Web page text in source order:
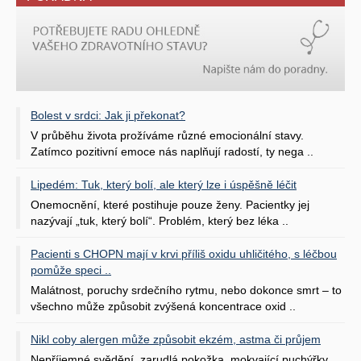
Bolest v srdci: Jak ji překonat?
V průběhu života prožíváme různé emocionální stavy.
Zatímco pozitivní emoce nás naplňují radostí, ty nega ..
Lipedém: Tuk, který bolí, ale který lze i úspěšně léčit
Onemocnění, které postihuje pouze ženy. Pacientky jej
nazývají „tuk, který bolí“. Problém, který bez léka ..
Pacienti s CHOPN mají v krvi příliš oxidu uhličitého, s léčbou
pomůže speci ..
Malátnost, poruchy srdečního rytmu, nebo dokonce smrt – to
všechno může způsobit zvýšená koncentrace oxid ..
Nikl coby alergen může způsobit ekzém, astma či průjem